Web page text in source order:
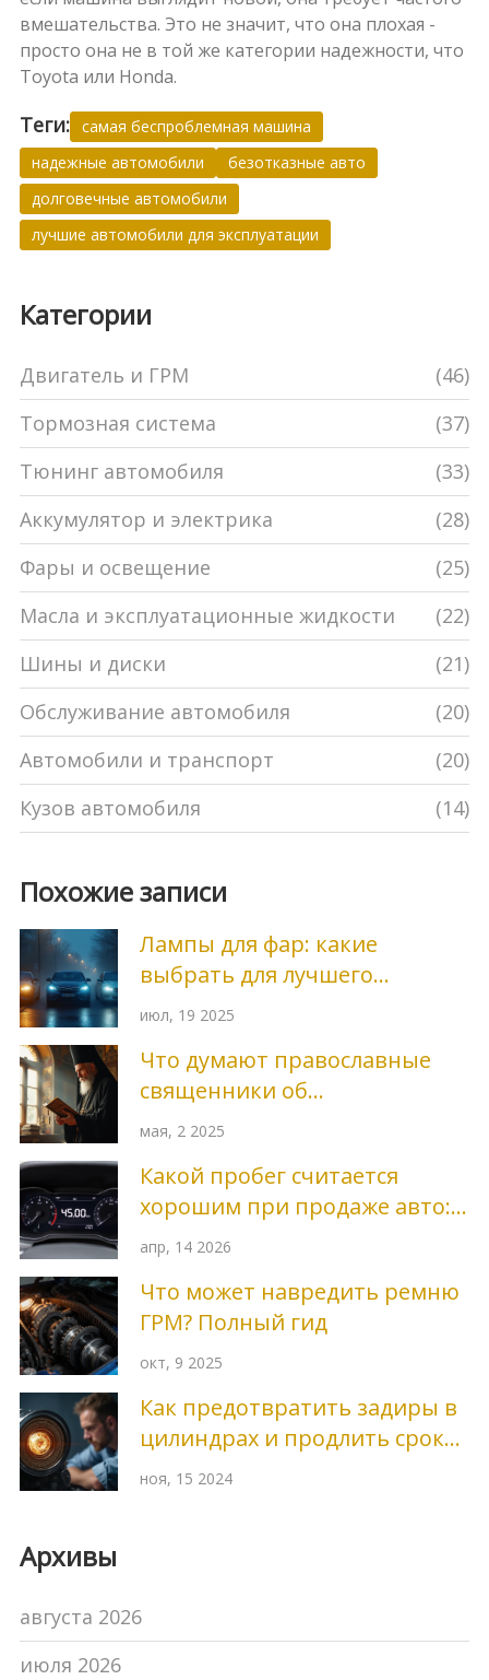
вмешательства. Это не значит, что она плохая -
просто она не в той же категории надежности, что
Toyota или Honda.
Теги: самая беспроблемная машина
надежные автомобили
безотказные авто
долговечные автомобили
лучшие автомобили для эксплуатации
Категории
Двигатель и ГРМ
(46)
Тормозная система
(37)
Тюнинг автомобиля
(33)
Аккумулятор и электрика
(28)
Фары и освещение
(25)
Масла и эксплуатационные жидкости
(22)
Шины и диски
(21)
Обслуживание автомобиля
(20)
Автомобили и транспорт
(20)
Кузов автомобиля
(14)
Похожие записи
Лампы для фар: какие
выбрать для лучшего
освещения автомобиля
июл, 19 2025
Что думают православные
священники об
астропрогнозах: разбор
духовенства
мая, 2 2025
Какой пробег считается
хорошим при продаже авто:
нормы и влияние на цену
апр, 14 2026
Что может навредить ремню
ГРМ? Полный гид
окт, 9 2025
Как предотвратить задиры в
цилиндрах и продлить срок
службы двигателя
ноя, 15 2024
Архивы
августа 2026
июля 2026